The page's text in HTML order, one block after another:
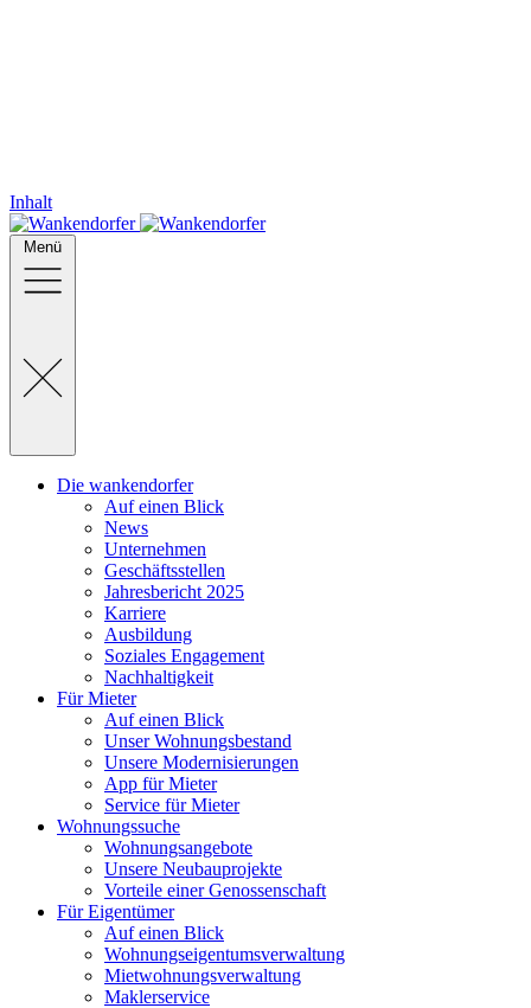
Inhalt
Menü
Die wankendorfer
Auf einen Blick
News
Unternehmen
Geschäftsstellen
Jahresbericht 2025
Karriere
Ausbildung
Soziales Engagement
Nachhaltigkeit
Für Mieter
Auf einen Blick
Unser Wohnungsbestand
Unsere Modernisierungen
App für Mieter
Service für Mieter
Wohnungssuche
Wohnungsangebote
Unsere Neubauprojekte
Vorteile einer Genossenschaft
Für Eigentümer
Auf einen Blick
Wohnungseigentumsverwaltung
Mietwohnungsverwaltung
Maklerservice